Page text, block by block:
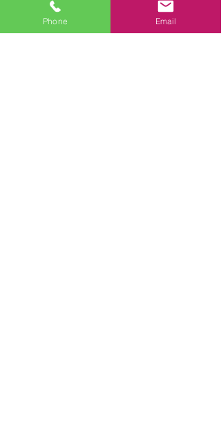
#リフォーム
#マンション
洗面所
Phone Email